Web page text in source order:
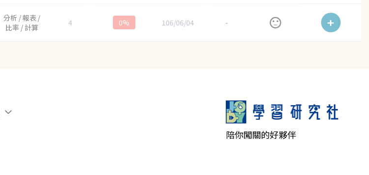
分析 / 報表 /
比率 / 計算
4 0% 106/06/04 -
陪你闖關的好夥伴